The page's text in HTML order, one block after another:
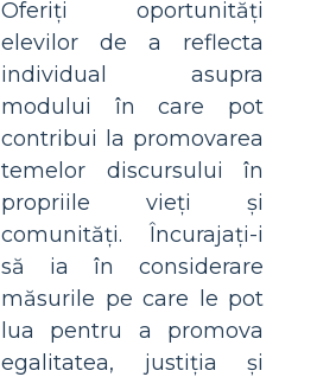
Oferiți oportunități
elevilor de a reflecta
individual asupra
modului în care pot
contribui la promovarea
temelor discursului în
propriile vieți și
comunități. Încurajați-i
să ia în considerare
măsurile pe care le pot
lua pentru a promova
egalitatea, justiția și